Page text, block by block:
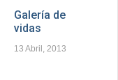
Galería de
vidas
13 Abril, 2013